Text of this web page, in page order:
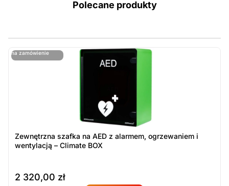
Polecane produkty
na zamówienie
ostatnie sztuki
Zewnętrzna szafka na AED z alarmem, ogrzewaniem i
wentylacją – Climate BOX
2 320,00 zł